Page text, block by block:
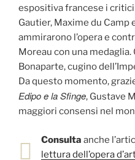
espositiva francese i
Gautier, Maxime du Camp
ammirarono l’opera e
Moreau con una
Bonaparte, cugino
Da questo momento,
Edipo e la Sfinge, Gustave
maggiori consensi nel
Consulta anche
lettura dell’opera